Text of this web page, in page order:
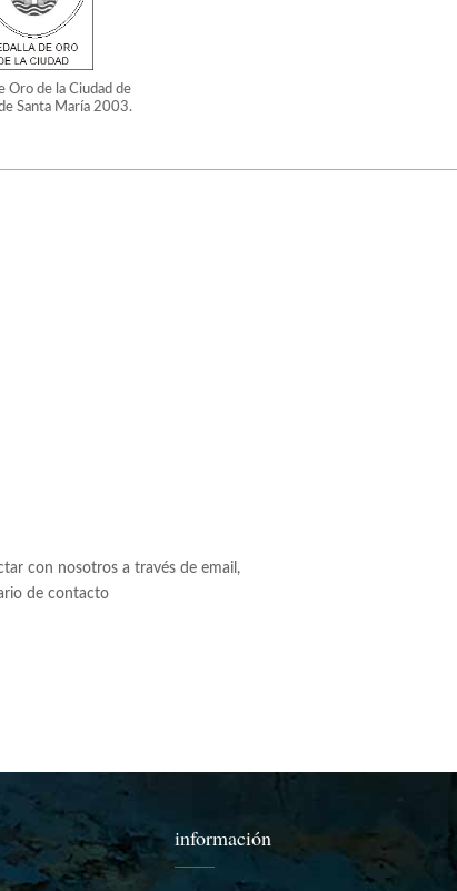
Oro de la Ciudad de
Santa María 2003.
con nosotros a través de email,
de contacto
información